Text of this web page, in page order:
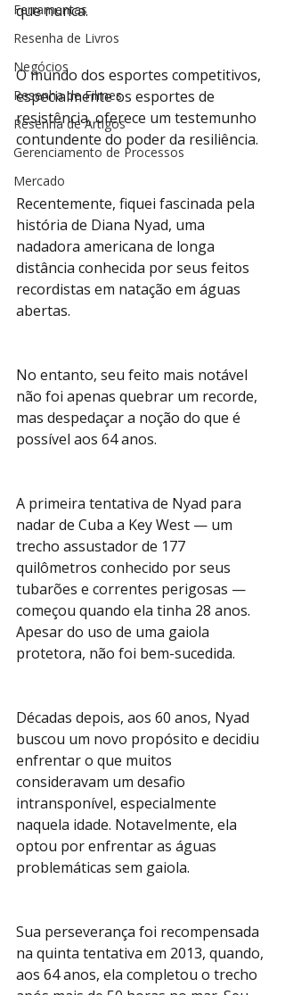
Ferramentas
Resenha de Livros
Negócios
Resenha de Filmes
Resenha de Artigos
Gerenciamento de Processos
Mercado
que nunca.
O mundo dos esportes competitivos,
especialmente os esportes de
resistência, oferece um testemunho
contundente do poder da resiliência.
Recentemente, fiquei fascinada pela
história de Diana Nyad, uma
nadadora americana de longa
distância conhecida por seus feitos
recordistas em natação em águas
abertas.
No entanto, seu feito mais notável
não foi apenas quebrar um recorde,
mas despedaçar a noção do que é
possível aos 64 anos.
A primeira tentativa de Nyad para
nadar de Cuba a Key West — um
trecho assustador de 177
quilômetros conhecido por seus
tubarões e correntes perigosas —
começou quando ela tinha 28 anos.
Apesar do uso de uma gaiola
protetora, não foi bem-sucedida.
Décadas depois, aos 60 anos, Nyad
buscou um novo propósito e decidiu
enfrentar o que muitos
consideravam um desafio
intransponível, especialmente
naquela idade. Notavelmente, ela
optou por enfrentar as águas
problemáticas sem gaiola.
Sua perseverança foi recompensada
na quinta tentativa em 2013, quando,
aos 64 anos, ela completou o trecho